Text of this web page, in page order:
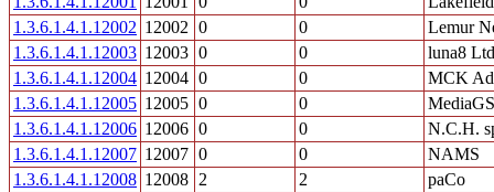
1.3.6.1.4.1.12002 12002 0 0
Lemur
1.3.6.1.4.1.12003 12003 0 0
luna8
1.3.6.1.4.1.12004 12004 0 0
MCK
1.3.6.1.4.1.12005 12005 0 0
1.3.6.1.4.1.12006 12006 0 0
N.C.H.
1.3.6.1.4.1.12007 12007 0 0
NAMS
1.3.6.1.4.1.12008 12008 2 2
paCo